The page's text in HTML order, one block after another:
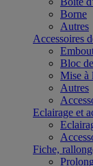
Borne
Autres
Accessoires
Bloc
Mise à
Autres
Eclairage et
Fiche,